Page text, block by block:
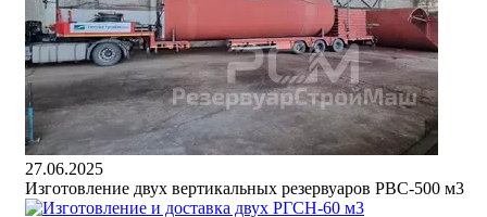
27.06.2025
Изготовление двух вертикальных резервуаров РВС-500 м3